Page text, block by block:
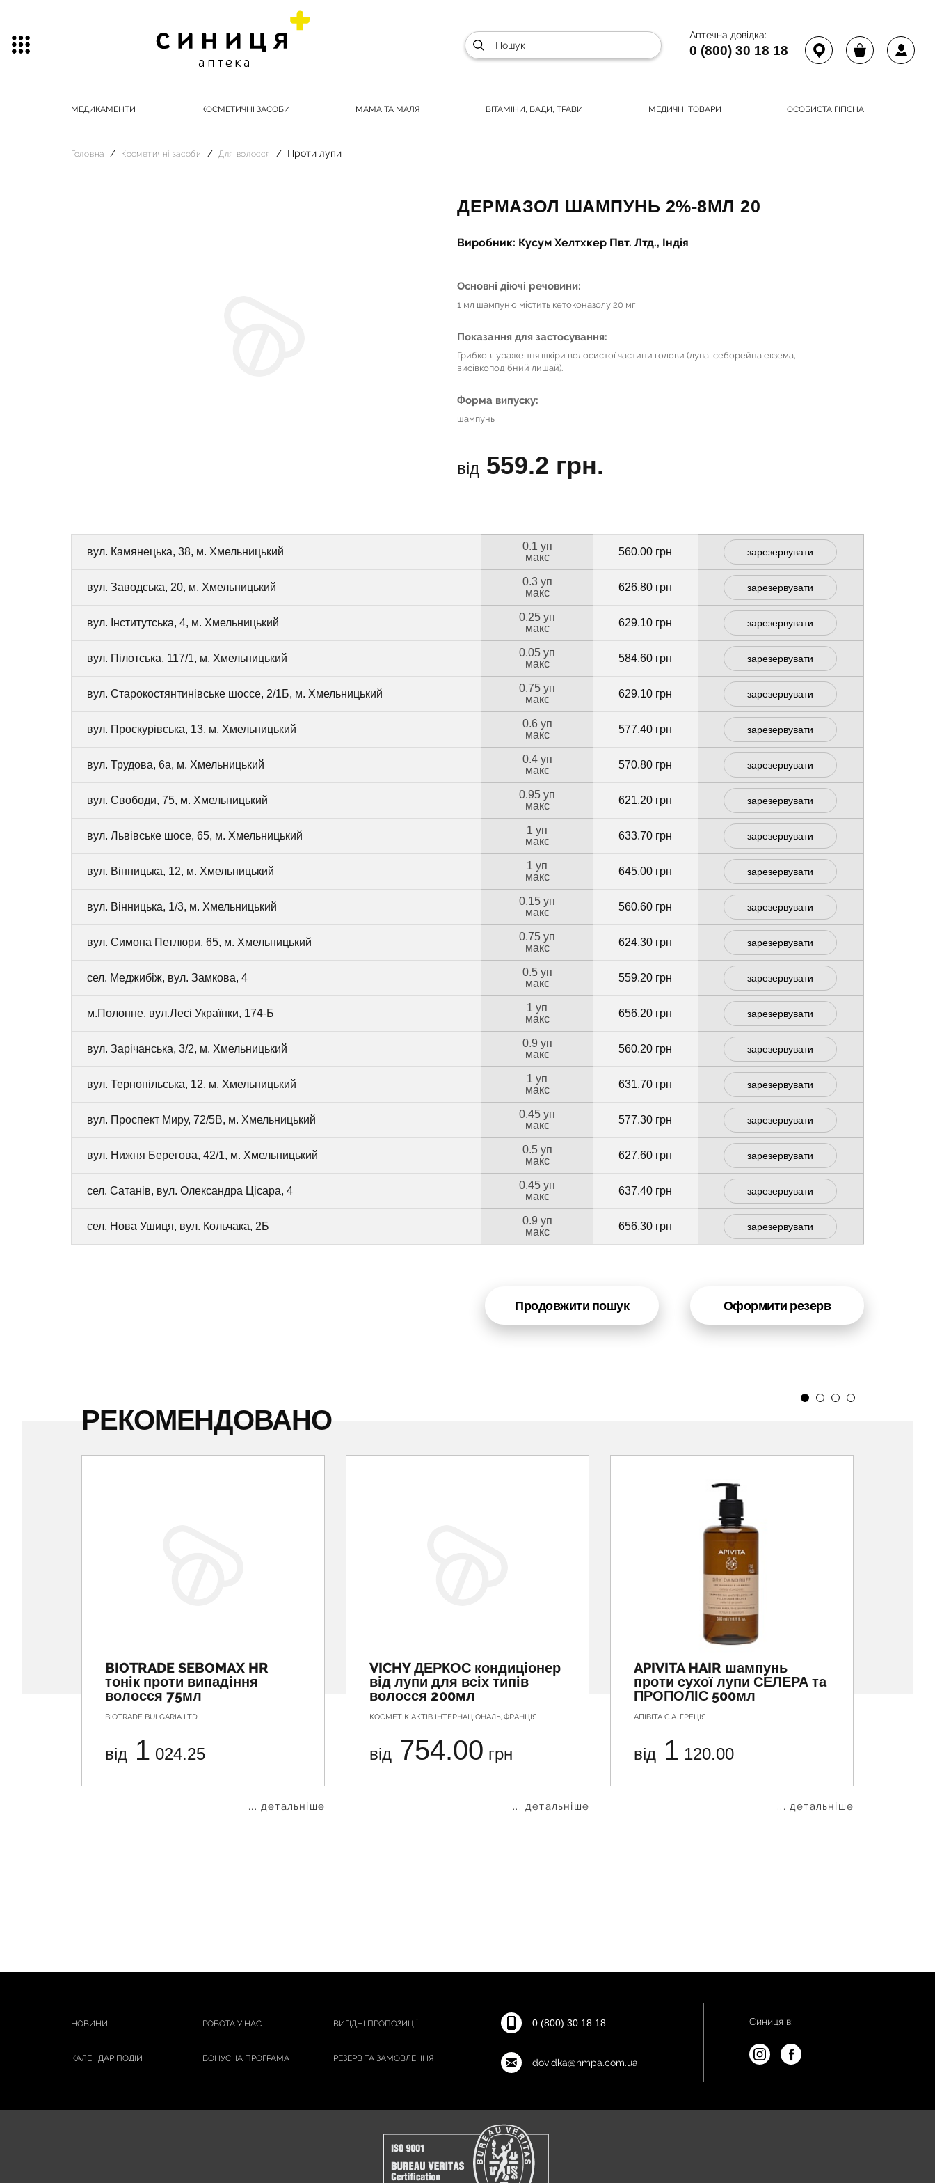
Аптечна довідка:
0 (800) 30 18 18
МЕДИКАМЕНТИ КОСМЕТИЧНІ ЗАСОБИ МАМА ТА МАЛЯ ВІТАМІНИ, БАДИ, ТРАВИ МЕДИЧНІ ТОВАРИ ОСОБИСТА ГІГІЄНА
Головна Косметичні засоби Для волосся Проти лупи
ДЕРМАЗОЛ ШАМПУНЬ 2%-8МЛ 20
Виробник: Кусум Хелтхкер Пвт. Лтд., Індія
Основні діючі речовини:
1 мл шампуню містить кетоконазолу 20 мг
Показання для застосування:
Грибкові ураження шкіри волосистої частини голови (лупа, себорейна екзема,
висівкоподібний лишай).
Форма випуску:
шампунь
від 559.2 грн.
вул. Камянецька, 38, м. Хмельницький
0.1 уп
макс
560.00 грн зарезервувати
вул. Заводська, 20, м. Хмельницький
0.3 уп
макс
626.80 грн зарезервувати
вул. Інститутська, 4, м. Хмельницький
0.25 уп
макс
629.10 грн зарезервувати
вул. Пілотська, 117/1, м. Хмельницький
0.05 уп
макс
584.60 грн зарезервувати
вул. Старокостянтинівське шоссе, 2/1Б, м. Хмельницький
0.75 уп
макс
629.10 грн зарезервувати
вул. Проскурівська, 13, м. Хмельницький
0.6 уп
макс
577.40 грн зарезервувати
вул. Трудова, 6а, м. Хмельницький
0.4 уп
макс
570.80 грн зарезервувати
вул. Свободи, 75, м. Хмельницький
0.95 уп
макс
621.20 грн зарезервувати
вул. Львівське шосе, 65, м. Хмельницький
1 уп
макс
633.70 грн зарезервувати
вул. Вінницька, 12, м. Хмельницький
1 уп
макс
645.00 грн зарезервувати
вул. Вінницька, 1/3, м. Хмельницький
0.15 уп
макс
560.60 грн зарезервувати
вул. Симона Петлюри, 65, м. Хмельницький
0.75 уп
макс
624.30 грн зарезервувати
сел. Меджибіж, вул. Замкова, 4
0.5 уп
макс
559.20 грн зарезервувати
м.Полонне, вул.Лесі Українки, 174-Б
1 уп
макс
656.20 грн зарезервувати
вул. Зарічанська, 3/2, м. Хмельницький
0.9 уп
макс
560.20 грн зарезервувати
вул. Тернопільська, 12, м. Хмельницький
1 уп
макс
631.70 грн зарезервувати
вул. Проспект Миру, 72/5В, м. Хмельницький
0.45 уп
макс
577.30 грн зарезервувати
вул. Нижня Берегова, 42/1, м. Хмельницький
0.5 уп
макс
627.60 грн зарезервувати
сел. Сатанів, вул. Олександра Цісара, 4
0.45 уп
макс
637.40 грн зарезервувати
сел. Нова Ушиця, вул. Кольчака, 2Б
0.9 уп
макс
656.30 грн зарезервувати
Продовжити пошук Оформити резерв
РЕКОМЕНДОВАНО
BIOTRADE SEBOMAX HR
тонік проти випадіння
волосся 75мл
BIOTRADE BULGARIA LTD
від 1 024.25
... детальніше
VICHY ДЕРКОС кондиціонер
від лупи для всіх типів
волосся 200мл
КОСМЕТІК АКТІВ ІНТЕРНАЦІОНАЛЬ, ФРАНЦІЯ
від 754.00 грн
... детальніше
APIVITA HAIR шампунь
проти сухої лупи СЕЛЕРА та
ПРОПОЛІС 500мл
АПІВІТА С.А. ГРЕЦІЯ
від 1 120.00
... детальніше
НОВИНИ РОБОТА У НАС ВИГІДНІ ПРОПОЗИЦІЇ
КАЛЕНДАР ПОДІЙ БОНУСНА ПРОГРАМА РЕЗЕРВ ТА ЗАМОВЛЕННЯ
0 (800) 30 18 18
dovidka@hmpa.com.ua
Синиця в: